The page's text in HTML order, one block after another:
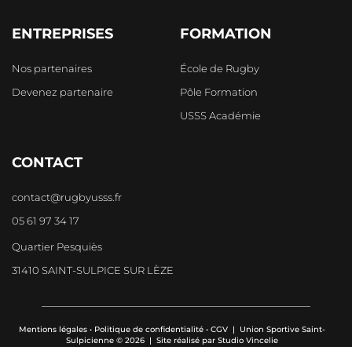
ENTREPRISES
Nos partenaires
Devenez partenaire
FORMATION
École de Rugby
Pôle Formation
USSS Académie
CONTACT
contact@rugbyusss.fr
05 61 97 34 17
Quartier Pesquiès
31410 SAINT-SULPICE SUR LÈZE
Mentions légales • Politique de confidentialité • CGV | Union Sportive Saint-
Sulpicienne © 2026 | Site réalisé par Studio Vincelie